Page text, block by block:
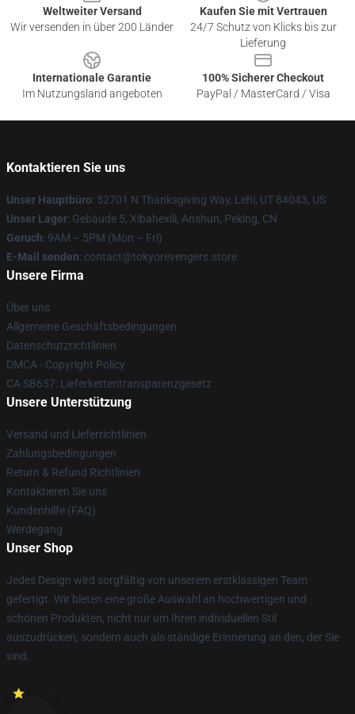
Weltweiter Versand
Wir versenden in über 200 Länder
Kaufen Sie mit Vertrauen
24/7 Schutz von Klicks bis zur
Lieferung
Internationale Garantie
Im Nutzungsland angeboten
100% Sicherer Checkout
PayPal / MasterCard / Visa
Kontaktieren Sie uns
Unser Hauptbüro: 52701 N Thanksgiving Way, Lehi, UT 84043, US
Unser Lager: Gebäude 5, Xibahexili, Anshun, Peking, CN
Geruch: 9AM – 5PM (Mon – Fri)
E-Mail senden: contact@tokyorevengers.store
Unsere Firma
Über uns
Allgemeine Geschäftsbedingungen
Datenschutzrichtlinien
DMCA - Copyright Policy
CA SB657: Lieferkettentransparenzgesetz
Unsere Unterstützung
Versand und Lieferrichtlinien
Zahlungsbedingungen
Return & Refund Richtlinien
Kontaktieren Sie uns
Kundenhilfe (FAQ)
Werdegang
Unser Shop
Jedes Design wird sorgfältig von unserem erstklassigen Team
gefertigt. Wir bieten eine große Auswahl an hochwertigen und
schönen Produkten, nicht nur um Ihren individuellen Stil
auszudrücken, sondern auch als ständige Erinnerung an den, der Sie
sind.